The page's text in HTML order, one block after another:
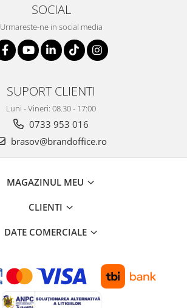
SOCIAL
Urmareste-ne in social media
SUPORT CLIENTI
Luni - Vineri: 08.30 - 17:00
0733 953 016
brasov@brandoffice.ro
MAGAZINUL MEU
CLIENTI
DATE COMERCIALE